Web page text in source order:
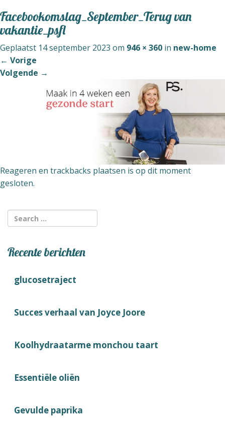
e
g
a
t
o
Facebookomslag_September_Terug van
vakantie_psfl
Geplaatst 14 september 2023 om 946 × 360 in new-home
← Vorige
Volgende →
Reageren en trackbacks plaatsen is op dit moment
gesloten.
Recente berichten
glucosetraject
Succes verhaal van Joyce Joore
Koolhydraatarme monchou taart
Essentiële oliën
Gevulde paprika